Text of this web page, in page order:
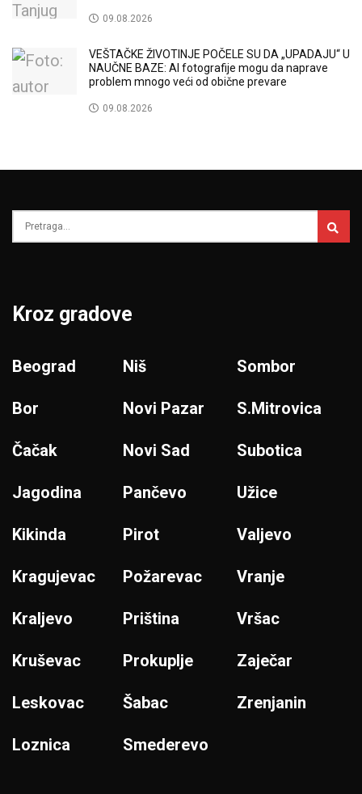
09.08.2026
VEŠTAČKE ŽIVOTINJE POČELE SU DA „UPADAJU“ U
NAUČNE BAZE: AI fotografije mogu da naprave
problem mnogo veći od obične prevare
09.08.2026
Kroz gradove
Beograd
Bor
Čačak
Jagodina
Kikinda
Kragujevac
Kraljevo
Kruševac
Leskovac
Loznica
Niš
Novi Pazar
Novi Sad
Pančevo
Pirot
Požarevac
Priština
Prokuplje
Šabac
Smederevo
Sombor
S.Mitrovica
Subotica
Užice
Valjevo
Vranje
Vršac
Zaječar
Zrenjanin